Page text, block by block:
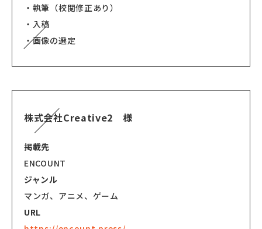
・執筆（校閲修正あり）
・入稿
・画像の選定
株式会社Creative2 様
掲載先
ENCOUNT
ジャンル
マンガ、アニメ、ゲーム
URL